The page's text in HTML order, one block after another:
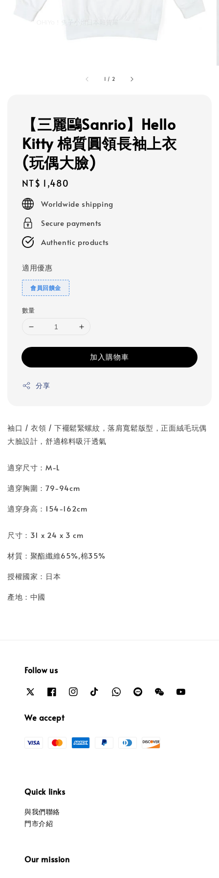
1 / 2
【三麗鷗Sanrio】Hello
Kitty 棉質圓領長袖上衣
(玩偶大臉)
Regular
price
NT$ 1,480
Worldwide shipping
Secure payments
Authentic products
適用優惠
會員回饋金
數量
加入購物車
分享
袖口 / 衣領 / 下襬鬆緊螺紋，落肩寬鬆版型，正面絨毛玩偶
大臉設計，舒適棉料吸汗透氣
適穿尺寸：M-L
適穿胸圍：79-94cm
適穿身高：154-162cm
尺寸：31 x 24 x 3 cm
材質：聚酯纖維65%,棉35%
授權國家：日本
產地：中國
Follow us
We accept
Quick links
與我們聯絡
門市介紹
Our mission